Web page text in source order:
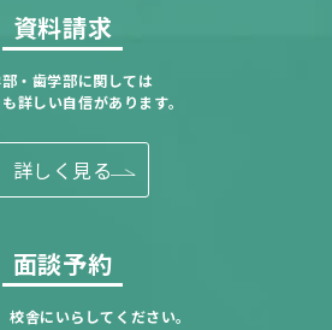
資料請求
・歯学部に関しては
詳しい自信があります。
詳しく見る
面談予約
校舎にいらしてください。